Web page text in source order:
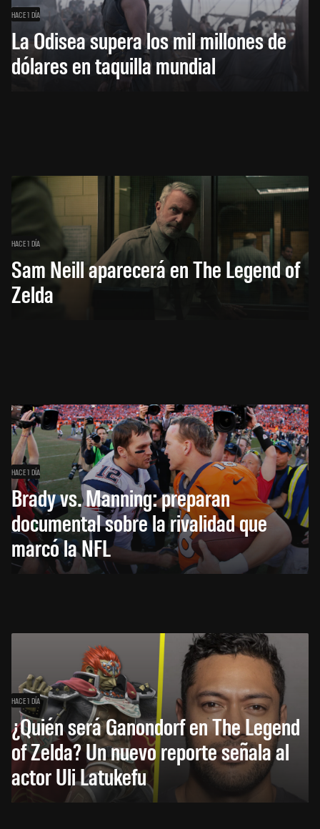
HACE 1 DÍA
La Odisea supera los mil millones de
dólares en taquilla mundial
HACE 1 DÍA
Sam Neill aparecerá en The Legend of
Zelda
HACE 1 DÍA
Brady vs. Manning: preparan
documental sobre la rivalidad que
marcó la NFL
HACE 1 DÍA
¿Quién será Ganondorf en The Legend
of Zelda? Un nuevo reporte señala al
actor Uli Latukefu